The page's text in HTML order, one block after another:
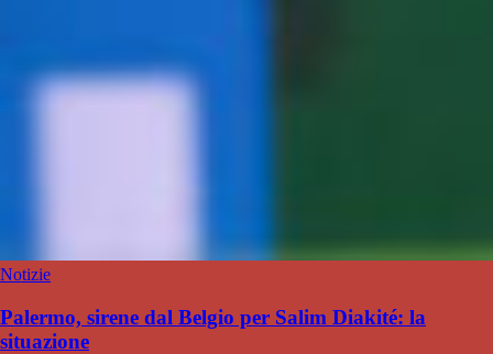
Notizie
Palermo, sirene dal Belgio per Salim Diakité: la
situazione